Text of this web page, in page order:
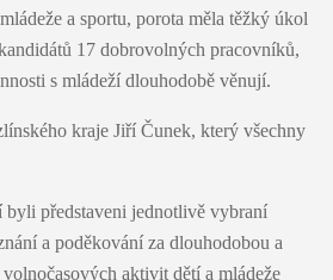
a sportu, porota měla těžký úkol
17 dobrovolných pracovníků,
s mládeží dlouhodobě věnují.
kraje Jiří Čunek, který všechny
byli představeni jednotlivě vybraní
a poděkování za dlouhodobou a
aktivit dětí a mládeže